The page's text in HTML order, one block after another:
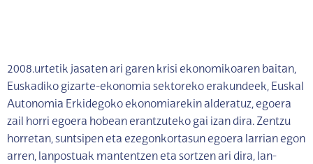
2008.urtetik jasaten ari garen krisi ekonomikoaren baitan,
Euskadiko gizarte-ekonomia sektoreko erakundeek, Euskal
Autonomia Erkidegoko ekonomiarekin alderatuz, egoera
zail horri egoera hobean erantzuteko gai izan dira. Zentzu
horretan, suntsipen eta ezegonkortasun egoera larrian egon
arren, lanpostuak mantentzen eta sortzen ari dira, lan-